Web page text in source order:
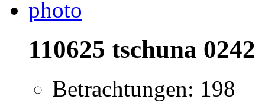
110625 tschuna 0242
Betrachtungen: 198